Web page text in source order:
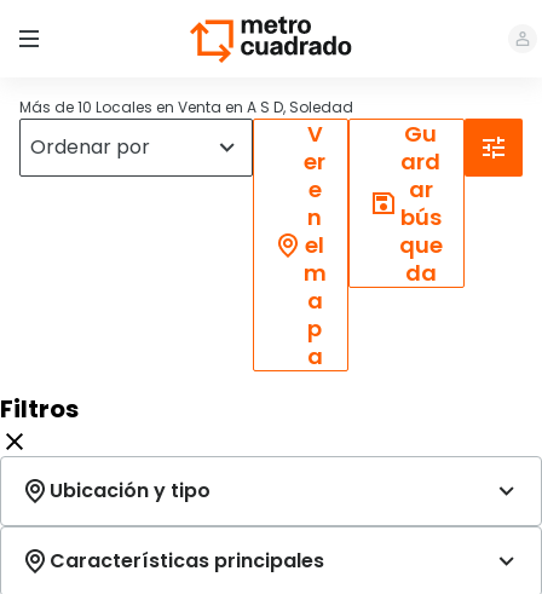
Más de 10 Locales en Venta en A S D, Soledad
V
er
e
n
el
m
a
p
a
Gu
ard
ar
bús
que
da
Filtros